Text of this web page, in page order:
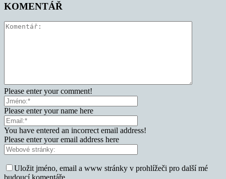
KOMENTÁŘ
Please enter your comment!
Please enter your name here
You have entered an incorrect email address!
Please enter your email address here
Uložit jméno, email a www stránky v prohlížeči pro další mé